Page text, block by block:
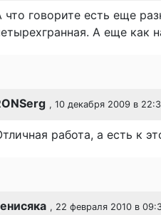
что говорите есть еще
А еще как
, 10 декабря 2009 в
работа, а есть к
, 22 февраля 2010 в